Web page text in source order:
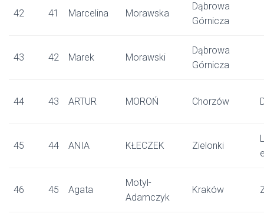
42 41 Marcelina Morawska
Dąbrowa
Górnicza
43 42 Marek Morawski
Dąbrowa
Górnicza
44 43 ARTUR MOROŃ Chorzów
45 44 ANIA KŁECZEK Zielonki
46 45 Agata
Motyl-
Adamczyk
Kraków